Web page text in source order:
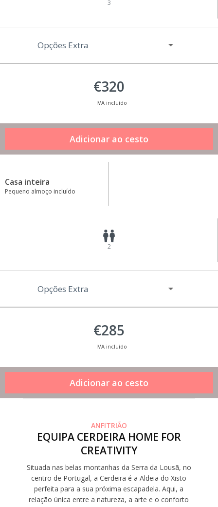
3
Opções Extra
€320
IVA incluído
Casa inteira
Pequeno almoço incluído
2
Opções Extra
€285
IVA incluído
ANFITRIÃO
EQUIPA CERDEIRA HOME FOR
CREATIVITY
Situada nas belas montanhas da Serra da Lousã, no
centro de Portugal, a Cerdeira é a Aldeia do Xisto
perfeita para a sua próxima escapadela. Aqui, a
relação única entre a natureza, a arte e o conforto